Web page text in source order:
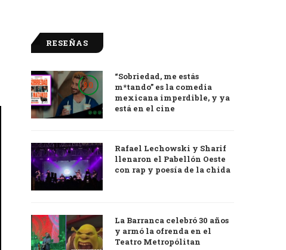
RESEÑAS
9.0
“Sobriedad, me estás
m*tando” es la comedia
mexicana imperdible, y ya
está en el cine
Rafael Lechowski y Sharif
llenaron el Pabellón Oeste
con rap y poesía de la chida
La Barranca celebró 30 años
y armó la ofrenda en el
Teatro Metropólitan